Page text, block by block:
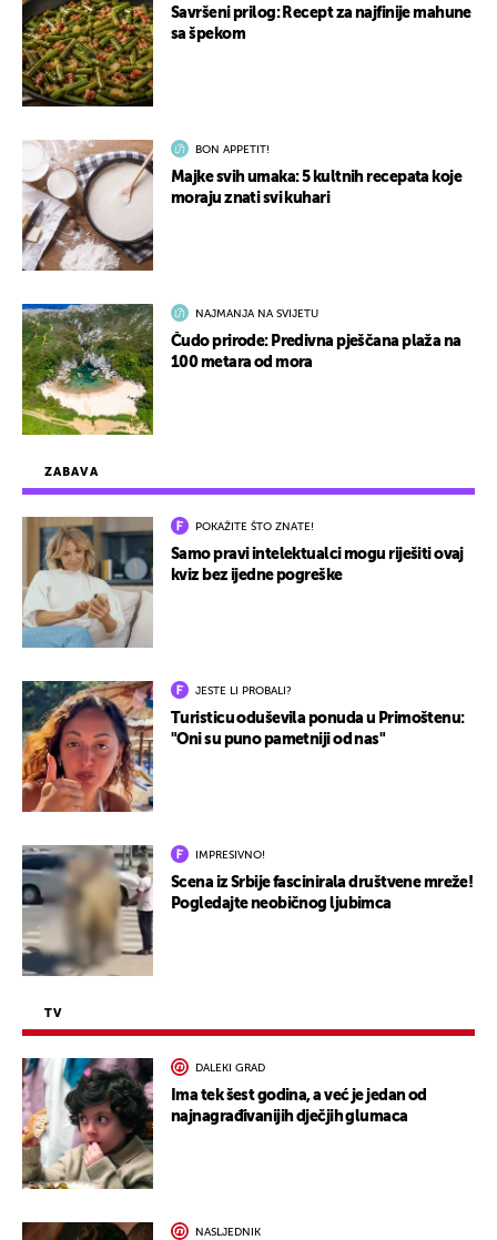
ZABAVA
POKAŽITE ŠTO ZNATE!
Samo pravi intelektualci mogu riješiti ovaj
kviz bez ijedne pogreške
JESTE LI PROBALI?
Turisticu oduševila ponuda u Primoštenu:
"Oni su puno pametniji od nas"
IMPRESIVNO!
Scena iz Srbije fascinirala društvene mreže!
Pogledajte neobičnog ljubimca
TV
DALEKI GRAD
Ima tek šest godina, a već je jedan od
najnagrađivanijih dječjih glumaca
NASLJEDNIK
Savršeni prilog: Recept za najfinije mahune
sa špekom
BON APPETIT!
Majke svih umaka: 5 kultnih recepata koje
moraju znati svi kuhari
NAJMANJA NA SVIJETU
Čudo prirode: Predivna pješčana plaža na
100 metara od mora